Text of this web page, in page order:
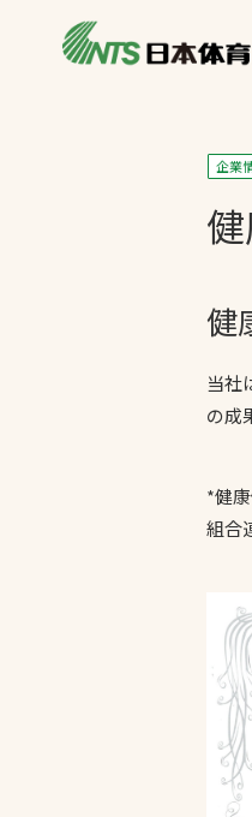
ニュース
ライブラリ
文字
企業
健
当社
の成
*健
組合